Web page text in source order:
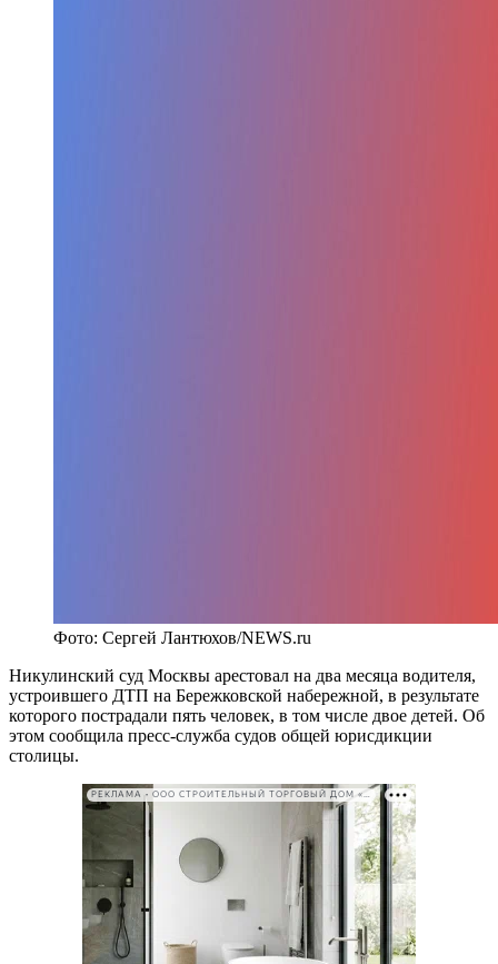
Фото: Сергей Лантюхов/NEWS.ru
Никулинский суд Москвы арестовал на два месяца водителя,
устроившего ДТП на Бережковской набережной, в результате
которого пострадали пять человек, в том числе двое детей. Об
этом сообщила пресс-служба судов общей юрисдикции
столицы.
РЕКЛАМА • ООО СТРОИТЕЛЬНЫЙ ТОРГОВЫЙ ДОМ «ПЕТРОВИЧ». ИНН: 7802348846